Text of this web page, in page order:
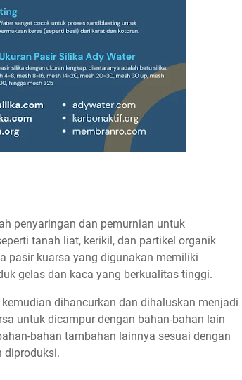
penyaringan dan pemurnian untuk
tanah liat, kerikil, dan partikel organik
pasir kuarsa yang digunakan memiliki
gelas dan kaca yang berkualitas tinggi.
dihancurkan dan dihaluskan menjadi
untuk dicampur dengan bahan-bahan lain
bahan tambahan lainnya sesuai dengan
diproduksi.